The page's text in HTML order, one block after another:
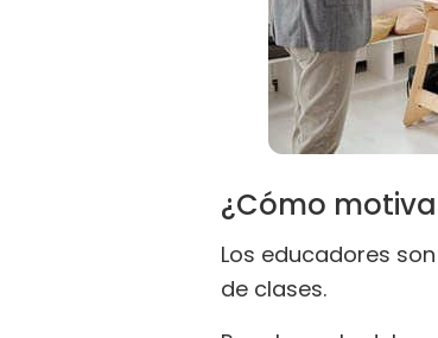
¿Cómo
Los educadores
de clases.